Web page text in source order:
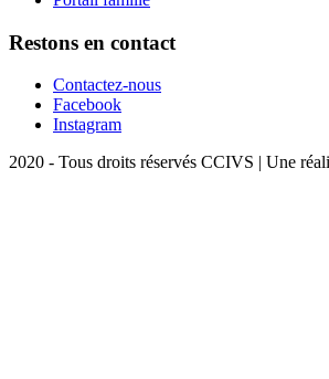
Restons en contact
Contactez-nous
Facebook
Instagram
2020 - Tous droits réservés CCIVS | Une